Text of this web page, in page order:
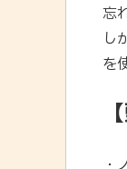
忘
し
を